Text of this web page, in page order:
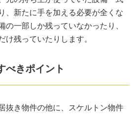
、新たに手を加える必要が全くな
の一部しか残っていなかったり、
け残っていたりします。
べきポイント
抜き物件の他に、スケルトン物件